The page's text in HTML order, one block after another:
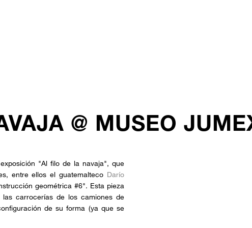
@ MUSEO
"Al filo de la navaja", que
entre ellos el guatemalteco Darío
geométrica #6". Esta pieza
carrocerías de los camiones de
de su forma (ya que se